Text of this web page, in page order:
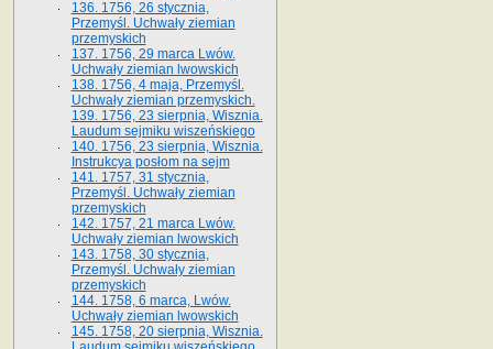
136. 1756, 26 stycznia,
Przemyśl. Uchwały ziemian
przemyskich
137. 1756, 29 marca Lwów.
Uchwały ziemian lwowskich
138. 1756, 4 maja, Przemyśl.
Uchwały ziemian przemyskich.
139. 1756, 23 sierpnia, Wisznia.
Laudum sejmiku wiszeńskiego
140. 1756, 23 sierpnia, Wisznia.
Instrukcya posłom na sejm
141. 1757, 31 stycznia,
Przemyśl. Uchwały ziemian
przemyskich
142. 1757, 21 marca Lwów.
Uchwały ziemian lwowskich
143. 1758, 30 stycznia,
Przemyśl. Uchwały ziemian
przemyskich
144. 1758, 6 marca, Lwów.
Uchwały ziemian lwowskich
145. 1758, 20 sierpnia, Wisznia.